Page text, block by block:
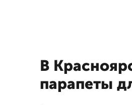
В
парапеты